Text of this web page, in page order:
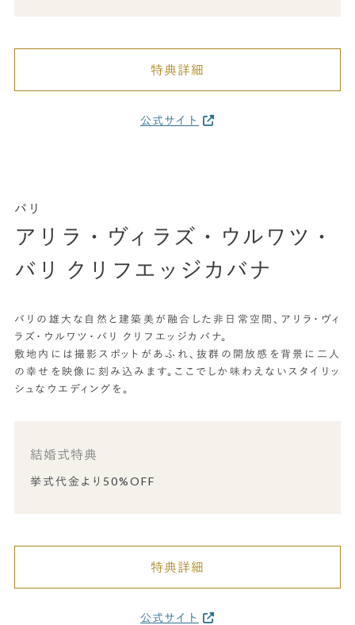
特典詳細
公式サイト
バリ
アリラ・ヴィラズ・ウルワツ・
バリ クリフエッジカバナ
バリの雄大な自然と建築美が融合した非日常空間、アリラ・ヴィ
ラズ・ウルワツ・バリ クリフエッジカバナ。
敷地内には撮影スポットがあふれ、抜群の開放感を背景に二人
の幸せを映像に刻み込みます。ここでしか味わえないスタイリッ
シュなウエディングを。
結婚式特典
挙式代金より50%OFF
特典詳細
公式サイト